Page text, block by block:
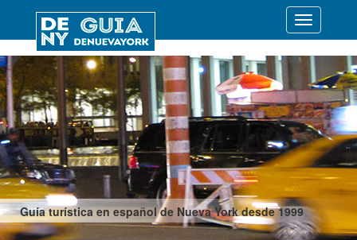
Guía turística en español de Nueva York desde 1999
Desplegar